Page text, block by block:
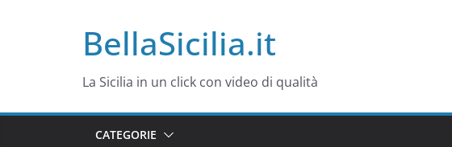
BellaSicilia.it
La Sicilia in un click con video di qualità
CATEGORIE